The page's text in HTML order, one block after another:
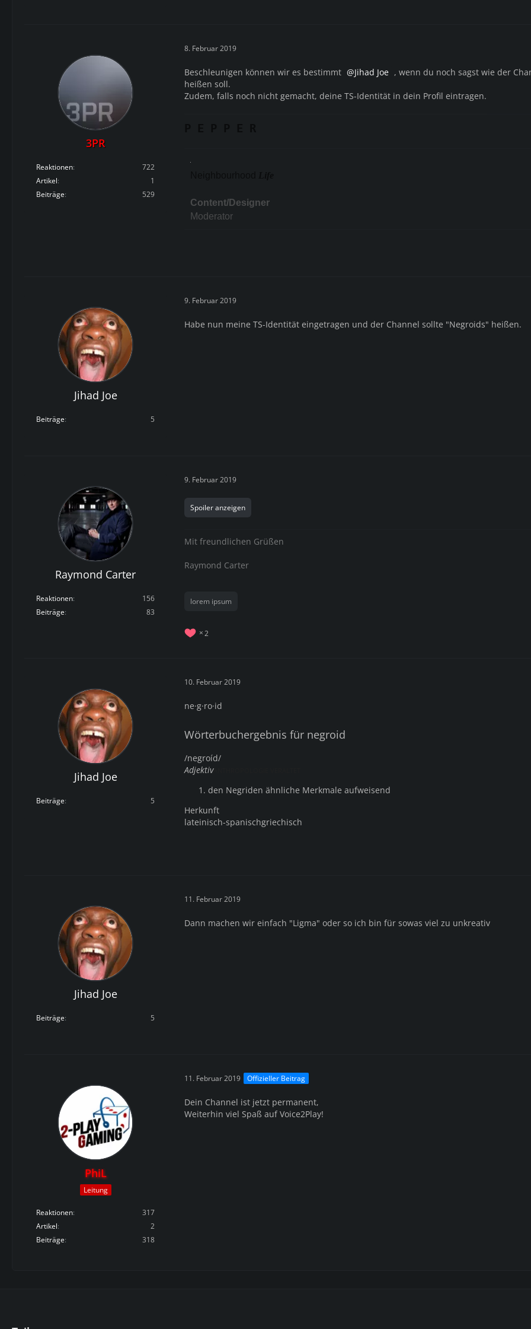
3PR
Reaktionen
722
Artikel
1
Beiträge
529
8. Februar 2019
Beschleunigen können wir es bestimmt Jihad Joe , wenn du noch sagst wie der
heißen soll.
Zudem, falls noch nicht gemacht, deine TS-Identität in dein Profil eintragen.
Content/Designer
Moderator
Jihad Joe
Beiträge 5
9. Februar 2019
Habe nun meine TS-Identität eingetragen und der Channel sollte "Negroids" heißen.
Raymond Carter
Reaktionen
156
Beiträge
83
9. Februar 2019
Spoiler anzeigen
Mit freundlichen Grüßen
Raymond Carter
lorem ipsum
2
Jihad Joe
Beiträge 5
10. Februar 2019
ne·g·ro·id
Wörterbuchergebnis für negroid
/negroíd/
AdjektivANTHROPOLOGIE VERALTET
den Negriden ähnliche Merkmale aufweisend
Herkunft
lateinisch-spanischgriechisch
Jihad Joe
Beiträge 5
11. Februar 2019
Dann machen wir einfach "Ligma" oder so ich bin für sowas viel zu unkreativ
PhiL
Leitung
Reaktionen
317
Artikel
2
Beiträge
318
11. Februar 2019 Offizieller Beitrag
Dein Channel ist jetzt permanent,
Weiterhin viel Spaß auf Voice2Play!